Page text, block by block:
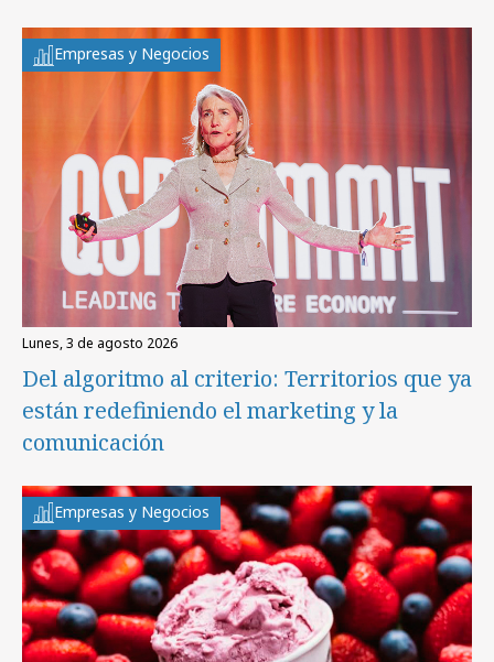
Empresas y Negocios
lunes, 3 de agosto 2026
Del algoritmo al criterio: Territorios que ya
están redefiniendo el marketing y la
comunicación
Empresas y Negocios